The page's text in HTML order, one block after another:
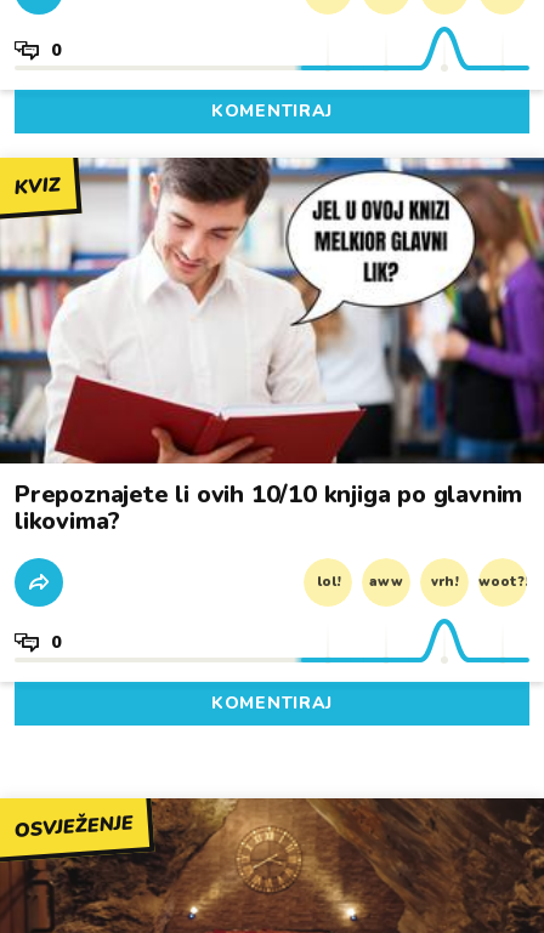
0
KOMENTIRAJ
KVIZ
Prepoznajete li ovih 10/10 knjiga po glavnim
likovima?
lol! aww vrh! woot?!
0
KOMENTIRAJ
OSVJEŽENJE